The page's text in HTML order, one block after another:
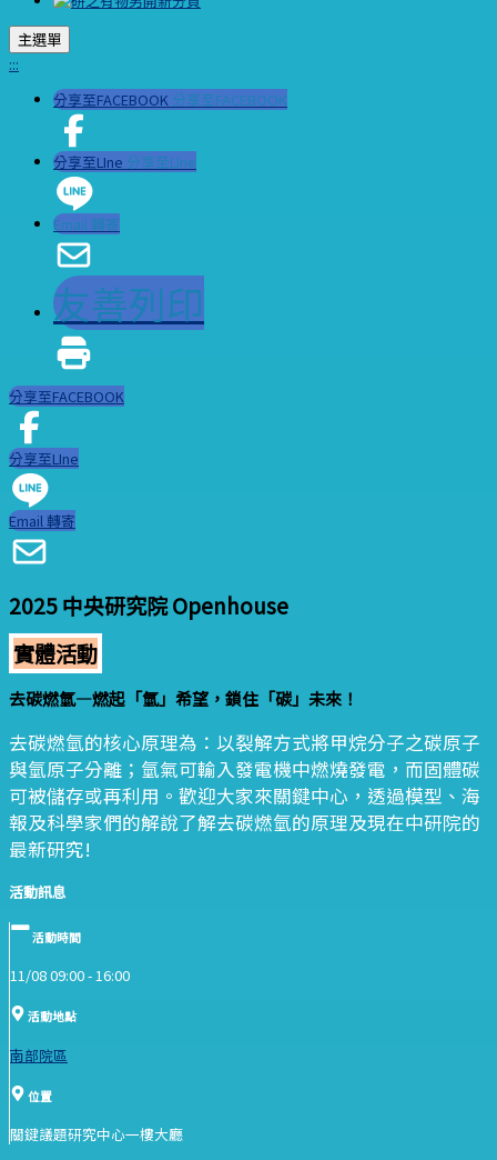
主選單
:::
分享至FACEBOOK 分享至FACEBOOK
分享至LIne 分享至LIne
Email 轉寄
友善列印
分享至FACEBOOK
分享至LIne
Email 轉寄
2025 中央研究院 Openhouse
實體活動
去碳燃氫—燃起「氫」希望，鎖住「碳」未來！
去碳燃氫的核心原理為：以裂解方式將甲烷分子之碳原子
與氫原子分離；氫氣可輸入發電機中燃燒發電，而固體碳
可被儲存或再利用。歡迎大家來關鍵中心，透過模型、海
報及科學家們的解說了解去碳燃氫的原理及現在中研院的
最新研究!
活動訊息
活動時間
11/08 09:00 -16:00
活動地點
南部院區
位置
關鍵議題研究中心一樓大廳